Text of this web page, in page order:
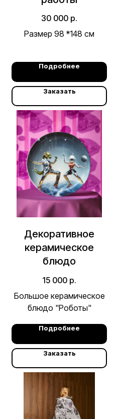
30 000 р.
Размер 98 *148 см
Подробнее
Заказать
Декоративное
керамическое
блюдо
15 000 р.
Большое керамическое
блюдо "Роботы"
Подробнее
Заказать